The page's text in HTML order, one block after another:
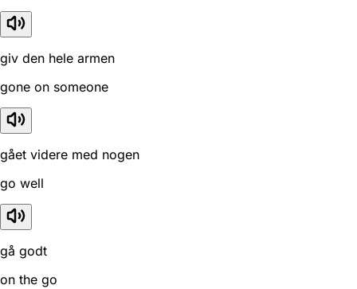
giv den hele armen
gone on someone
gået videre med nogen
go well
gå godt
on the go